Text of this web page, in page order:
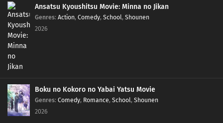
Ansatsu Kyoushitsu Movie: Minna no Jikan
Genres: Action, Comedy, School, Shounen
2026
Boku no Kokoro no Yabai Yatsu Movie
Genres: Comedy, Romance, School, Shounen
2026